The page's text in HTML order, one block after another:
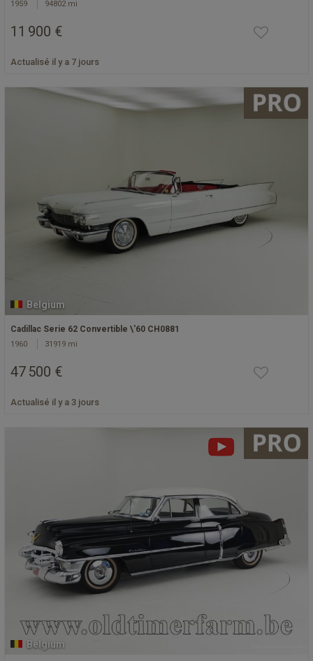
1959 94802 mi
11 900 €
Actualisé il y a 7 jours
Belgium
Cadillac Serie 62 Convertible \'60 CH0881
1960 31919 mi
47 500 €
Actualisé il y a 3 jours
Belgium